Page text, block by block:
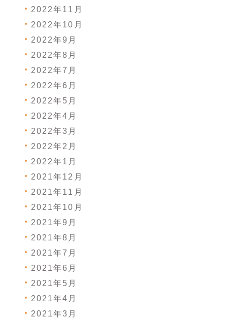
2022年11月
2022年10月
2022年9月
2022年8月
2022年7月
2022年6月
2022年5月
2022年4月
2022年3月
2022年2月
2022年1月
2021年12月
2021年11月
2021年10月
2021年9月
2021年8月
2021年7月
2021年6月
2021年5月
2021年4月
2021年3月